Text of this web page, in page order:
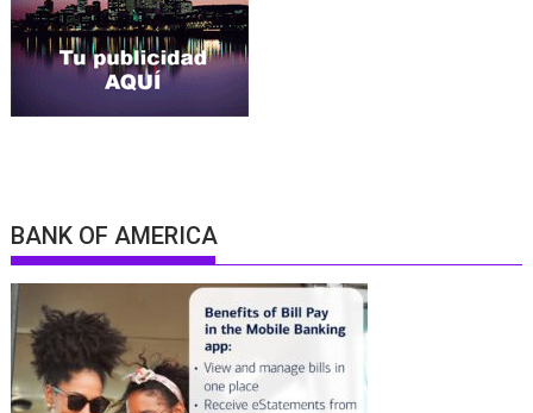
BANK OF AMERICA